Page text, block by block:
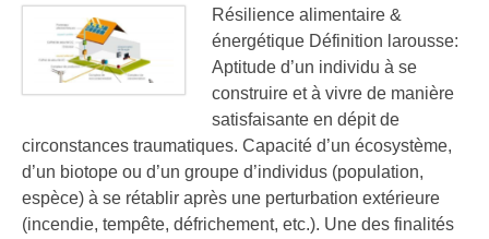
Résilience alimentaire &
énergétique Définition larousse:
Aptitude d’un individu à se
construire et à vivre de manière
satisfaisante en dépit de
circonstances traumatiques. Capacité d’un écosystème,
d’un biotope ou d’un groupe d’individus (population,
espèce) à se rétablir après une perturbation extérieure
(incendie, tempête, défrichement, etc.). Une des finalités